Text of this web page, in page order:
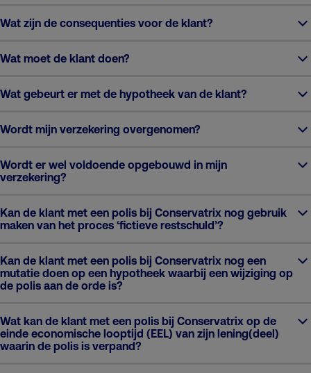
Wat zijn de consequenties voor de klant?
Wat moet de klant doen?
Wat gebeurt er met de hypotheek van de klant?
Wordt mijn verzekering overgenomen?
Wordt er wel voldoende opgebouwd in mijn
verzekering?
Kan de klant met een polis bij Conservatrix nog gebruik
maken van het proces ‘fictieve restschuld’?
Kan de klant met een polis bij Conservatrix nog een
mutatie doen op een hypotheek waarbij een wijziging op
de polis aan de orde is?
Wat kan de klant met een polis bij Conservatrix op de
einde economische looptijd (EEL) van zijn lening(deel)
waarin de polis is verpand?